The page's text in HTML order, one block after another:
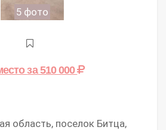
5 фото
за 510 000
область, поселок Битца,